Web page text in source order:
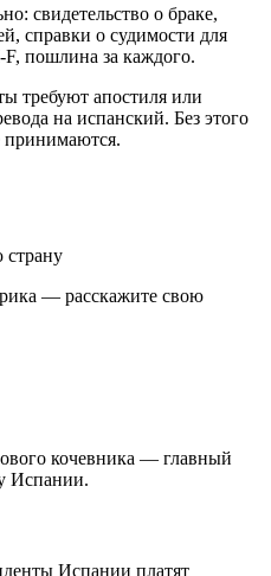
свидетельство о браке,
справки о судимости для
пошлина за каждого.
требуют апостиля или
на испанский. Без этого
принимаются.
страну
— расскажите свою
кочевника — главный
Испании.
Испании платят